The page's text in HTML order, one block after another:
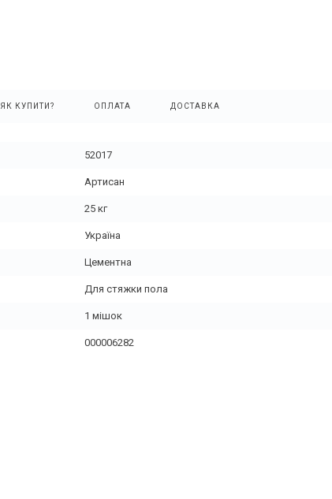
ЯК КУПИТИ? ОПЛАТА ДОСТАВКА
52017
Артисан
25 кг
Україна
Цементна
Для стяжки пола
1 мішок
000006282